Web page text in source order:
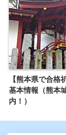
【熊本県で合格
基本情報（熊本
内！）